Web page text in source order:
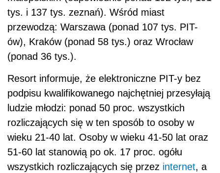
tys. i 137 tys. zeznań). Wśród miast
przewodzą: Warszawa (ponad 107 tys. PIT-
ów), Kraków (ponad 58 tys.) oraz Wrocław
(ponad 36 tys.).
Resort informuje, że elektroniczne PIT-y bez
podpisu kwalifikowanego najchętniej przesyłają
ludzie młodzi: ponad 50 proc. wszystkich
rozliczających się w ten sposób to osoby w
wieku 21-40 lat. Osoby w wieku 41-50 lat oraz
51-60 lat stanowią po ok. 17 proc. ogółu
wszystkich rozliczających się przez internet, a